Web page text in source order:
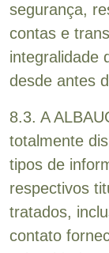
segurança,
contas e
integralidade
desde antes
8.3. A
totalmente
tipos de
respectivos
tratados,
contato